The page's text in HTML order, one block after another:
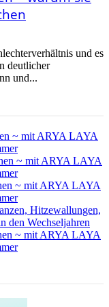
und es
deutlicher
und...
~ mit ARYA LAYA
~ mit ARYA LAYA
~ mit ARYA LAYA
Hitzewallungen,
den Wechseljahren
~ mit ARYA LAYA